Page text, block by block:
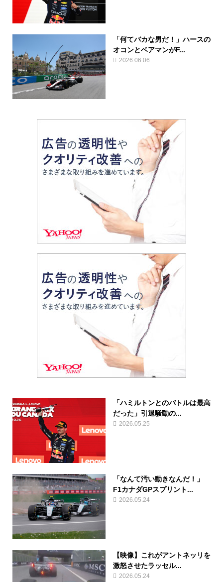
「何てバカな男だ！」ハースの
オコンとベアマンがF...
2026.06.06
「ハミルトンとのバトルは最高
だった」引退騒動の...
2026.05.25
「なんて汚い動きなんだ！」
F1カナダGPスプリント...
2026.05.24
【映像】これがアントネッリを
激怒させたラッセル...
2026.05.24